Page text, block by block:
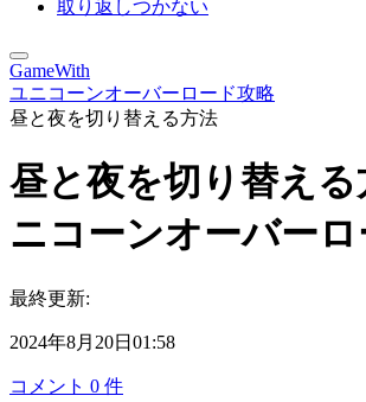
取り返しつかない
GameWith
ユニコーンオーバーロード攻略
昼と夜を切り替える方法
昼と夜を切り替える
ニコーンオーバーロ
最終更新:
2024年8月20日01:58
コメント 0 件